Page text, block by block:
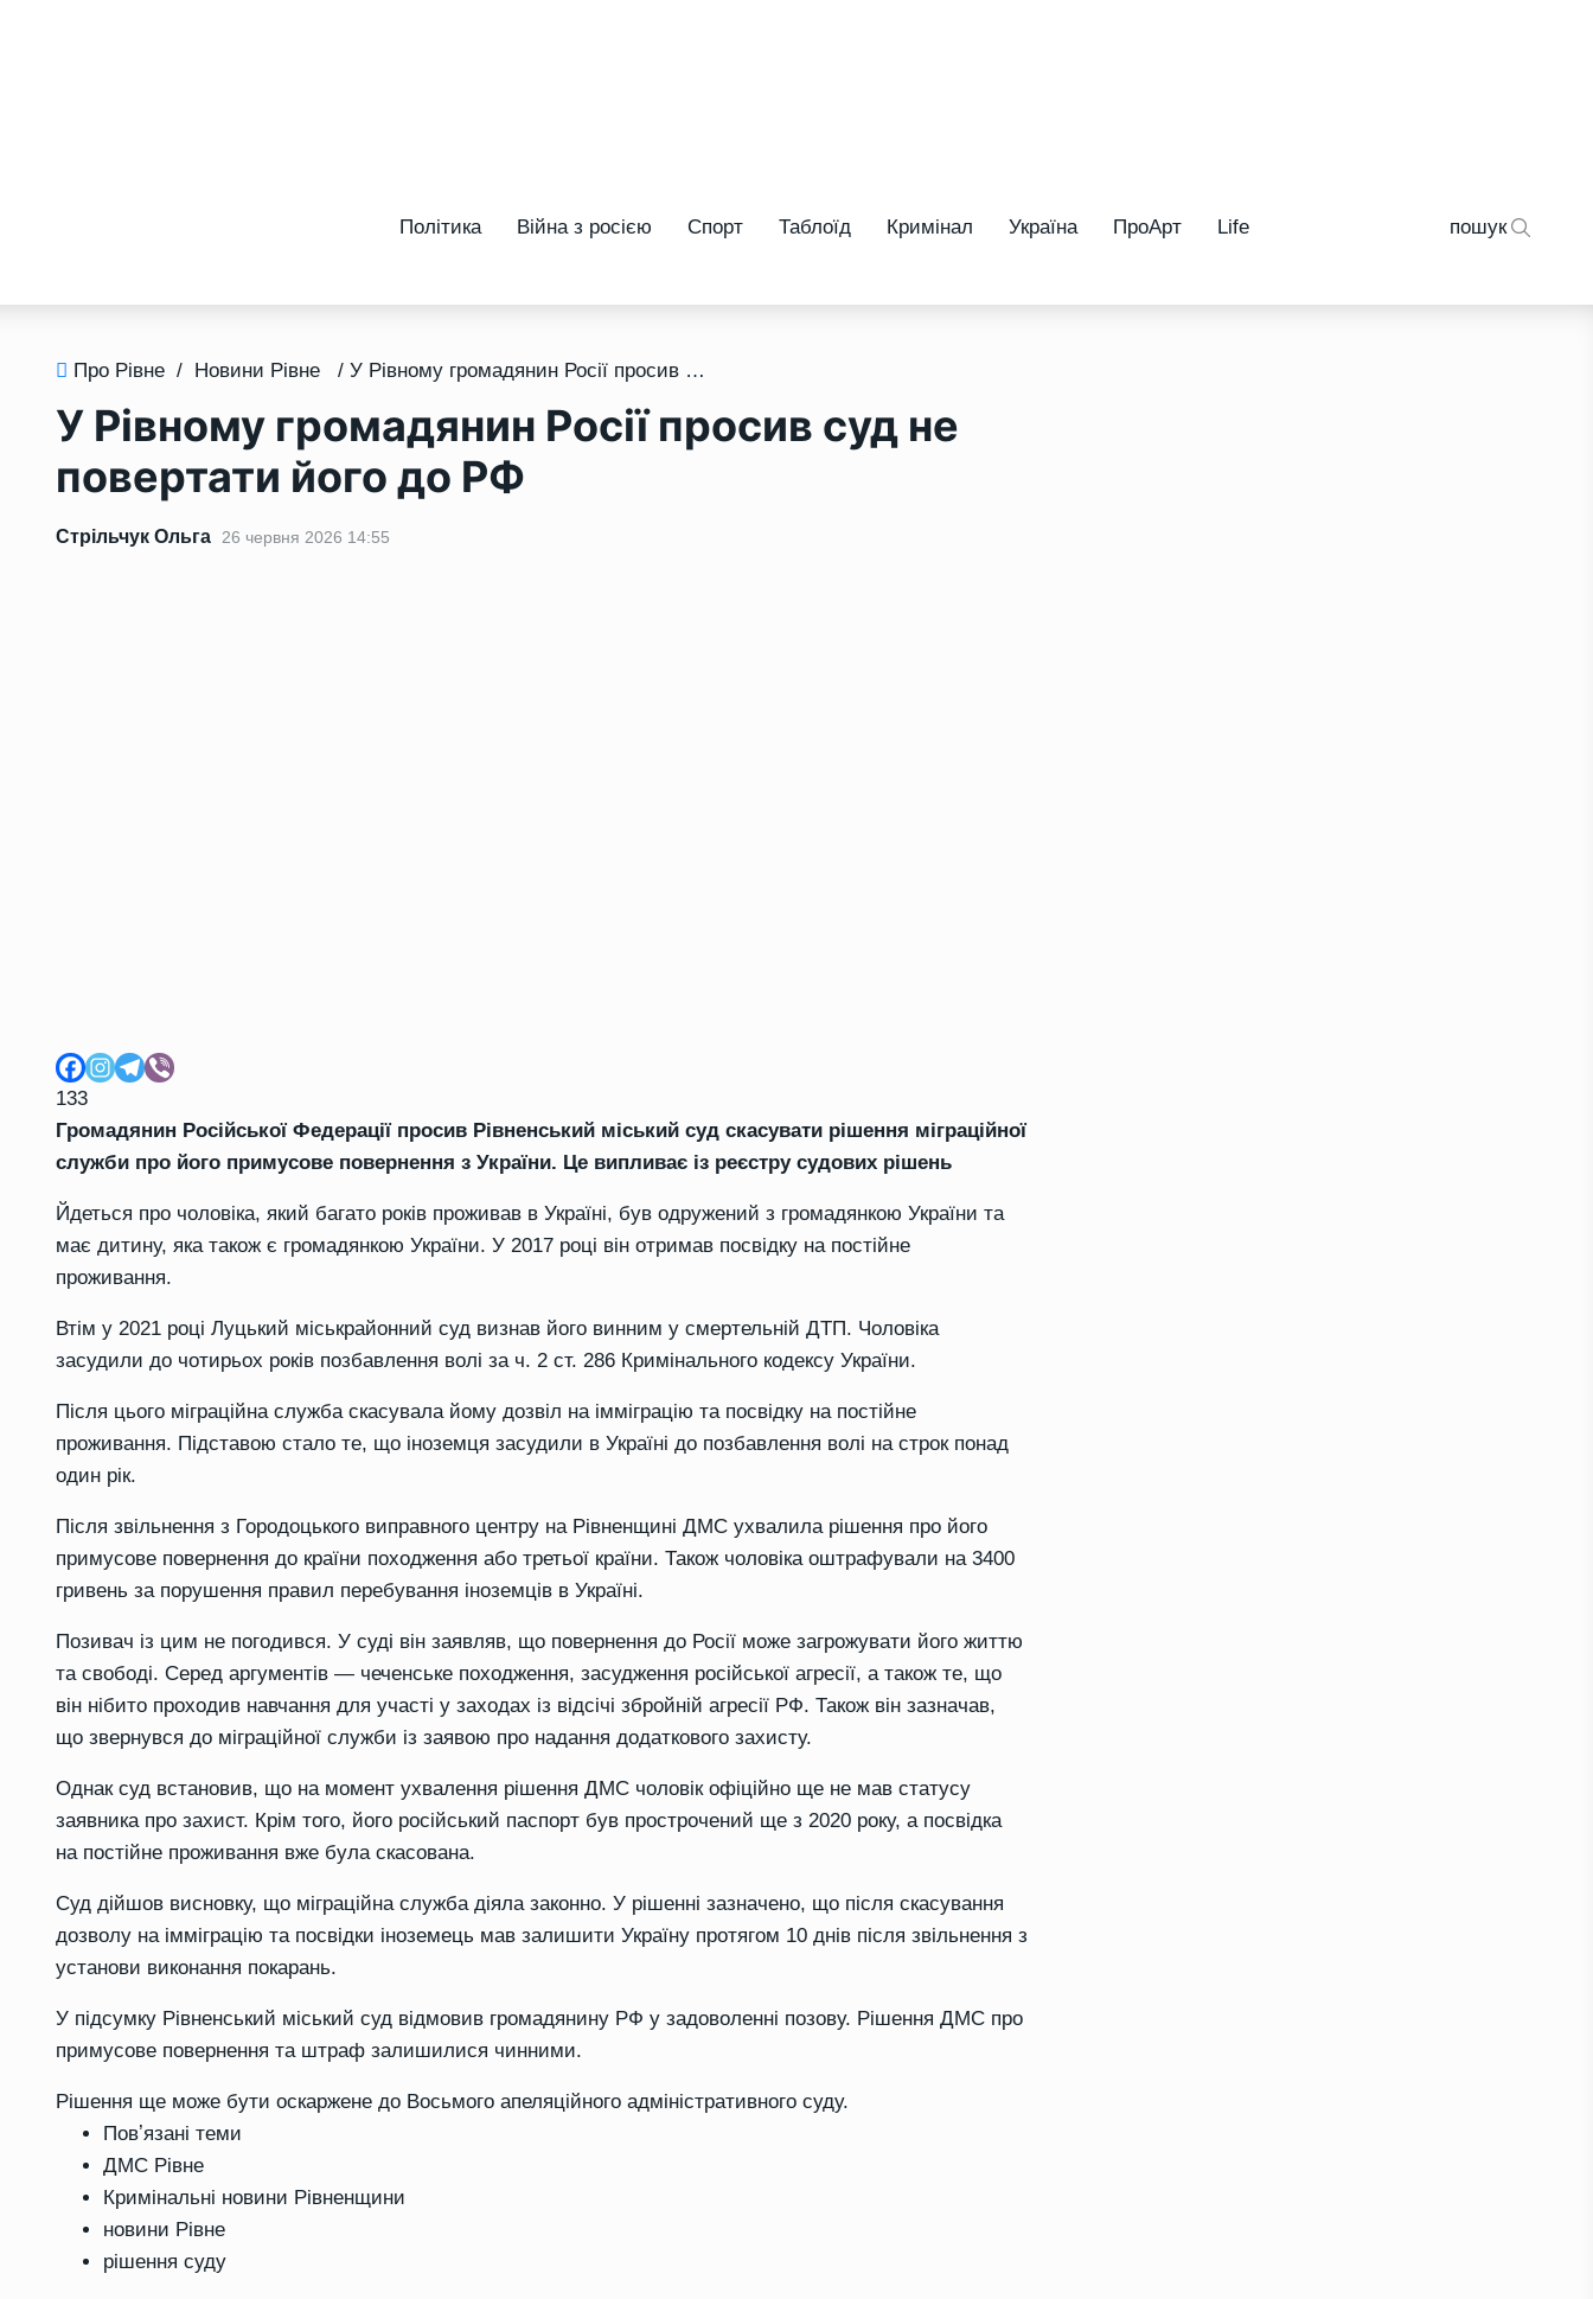
Політика Війна з росією Спорт Таблоїд Кримінал Україна ПроАрт Life пошук
Про Рівне / Новини Рівне / У Рівному громадянин Росії просив суд не повертати його до РФ
У Рівному громадянин Росії просив суд не
повертати його до РФ
Стрільчук Ольга 26 червня 2026 14:55
133
Громадянин Російської Федерації просив Рівненський міський суд скасувати рішення міграційної
служби про його примусове повернення з України. Це випливає із реєстру судових рішень
Йдеться про чоловіка, який багато років проживав в Україні, був одружений з громадянкою України та
має дитину, яка також є громадянкою України. У 2017 році він отримав посвідку на постійне
проживання.
Втім у 2021 році Луцький міськрайонний суд визнав його винним у смертельній ДТП. Чоловіка
засудили до чотирьох років позбавлення волі за ч. 2 ст. 286 Кримінального кодексу України.
Після цього міграційна служба скасувала йому дозвіл на імміграцію та посвідку на постійне
проживання. Підставою стало те, що іноземця засудили в Україні до позбавлення волі на строк понад
один рік.
Після звільнення з Городоцького виправного центру на Рівненщині ДМС ухвалила рішення про його
примусове повернення до країни походження або третьої країни. Також чоловіка оштрафували на 3400
гривень за порушення правил перебування іноземців в Україні.
Позивач із цим не погодився. У суді він заявляв, що повернення до Росії може загрожувати його життю
та свободі. Серед аргументів — чеченське походження, засудження російської агресії, а також те, що
він нібито проходив навчання для участі у заходах із відсічі збройній агресії РФ. Також він зазначав,
що звернувся до міграційної служби із заявою про надання додаткового захисту.
Однак суд встановив, що на момент ухвалення рішення ДМС чоловік офіційно ще не мав статусу
заявника про захист. Крім того, його російський паспорт був прострочений ще з 2020 року, а посвідка
на постійне проживання вже була скасована.
Суд дійшов висновку, що міграційна служба діяла законно. У рішенні зазначено, що після скасування
дозволу на імміграцію та посвідки іноземець мав залишити Україну протягом 10 днів після звільнення з
установи виконання покарань.
У підсумку Рівненський міський суд відмовив громадянину РФ у задоволенні позову. Рішення ДМС про
примусове повернення та штраф залишилися чинними.
Рішення ще може бути оскаржене до Восьмого апеляційного адміністративного суду.
Повʼязані теми
ДМС Рівне
Кримінальні новини Рівненщини
новини Рівне
рішення суду